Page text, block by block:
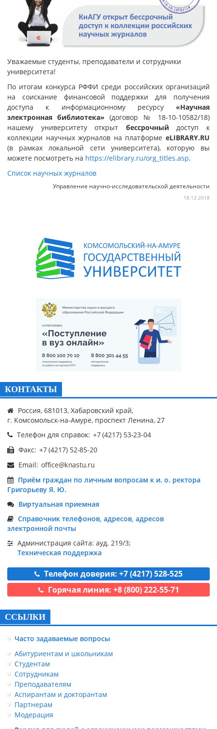
Уважаемые студенты, преподаватели и сотрудники
университета!
По итогам конкурса РФФИ среди российских организаций
на соискание финансовой поддержки для получения
доступа к информационному ресурсу «Научная
электронная библиотека» (договор № 18-10-10582/18)
нашему университету открыт бессрочный доступ к
коллекции научных журналов на платформе eLIBRARY.RU
(в рамках локальной сети университета), которую вы
можете посмотреть на https://elibrary.ru/org_titles.asp.
Список научных журналов
Управление научно-исследовательской деятельности
18.12.2018
КОНТАКТЫ
Россия, 681013, Хабаровский край,
г. Комсомольск-на-Амуре, проспект Ленина, 27
Телефон для справок:
Факс:
Email:
Приём граждан по личным вопросам к и. о. ректора
Григорьеву Я. Ю.
Виртуальная приемная
Справочник телефонов, адресов, адресов
электронной почты
Администрация сайта: ауд. 219/3;
Техническая поддержка
Телефон доверия: +7 (4217) 528-525
Горячая линия: +8 (800) 222-55-71
ССЫЛКИ
Часто задаваемые вопросы
Абитуриентам и школьникам
Студентам
Сотрудникам
Преподавателям
Аспирантам и докторантам
Партнерам
Модерация